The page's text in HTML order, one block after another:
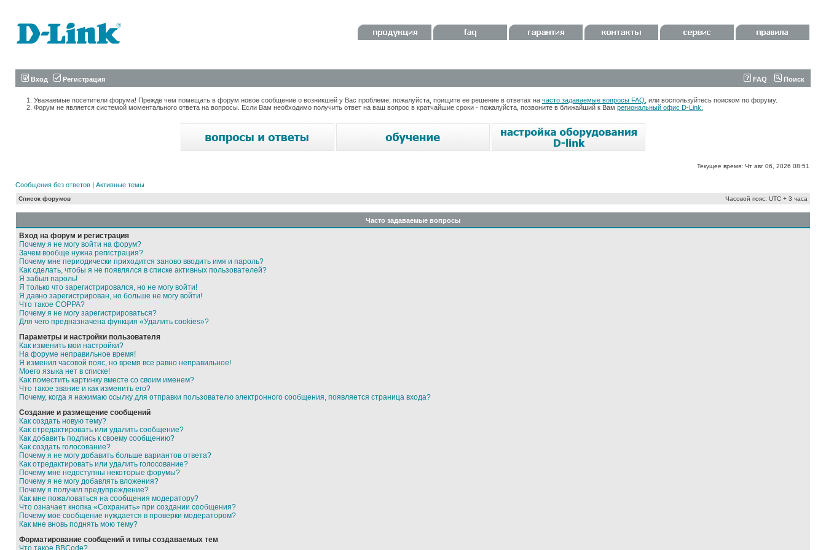
Вход Регистрация FAQ Поиск
Уважаемые посетители форума! Прежде чем помещать в форум новое сообщение о возникшей у Вас проблеме, пожалуйста, поищите ее решение в ответах на часто задаваемые вопросы FAQ , или воспользуйтесь поиском по форуму.
Форум не является системой моментального ответа на вопросы. Если Вам необходимо получить ответ на ваш вопрос в кратчайшие сроки - пожалуйста, позвоните в ближайший к Вам региональный офис D-Link.
Текущее время: Чт авг 06, 2026 08:51
Сообщения без ответов | Активные темы
Список форумов Часовой пояс: UTC + 3 часа
Часто задаваемые вопросы
Вход на форум и регистрация
Почему я не могу войти на форум?
Зачем вообще нужна регистрация?
Почему мне периодически приходится заново вводить имя и пароль?
Как сделать, чтобы я не появлялся в списке активных пользователей?
Я забыл пароль!
Я только что зарегистрировался, но не могу войти!
Я давно зарегистрирован, но больше не могу войти!
Что такое COPPA?
Почему я не могу зарегистрироваться?
Для чего предназначена функция «Удалить cookies»?
Параметры и настройки пользователя
Как изменить мои настройки?
На форуме неправильное время!
Я изменил часовой пояс, но время все равно неправильное!
Моего языка нет в списке!
Как поместить картинку вместе со своим именем?
Что такое звание и как изменить его?
Почему, когда я нажимаю ссылку для отправки пользователю электронного сообщения, появляется страница входа?
Создание и размещение сообщений
Как создать новую тему?
Как отредактировать или удалить сообщение?
Как добавить подпись к своему сообщению?
Как создать голосование?
Почему я не могу добавить больше вариантов ответа?
Как отредактировать или удалить голосование?
Почему мне недоступны некоторые форумы?
Почему я не могу добавлять вложения?
Почему я получил предупреждение?
Как мне пожаловаться на сообщения модератору?
Что означает кнопка «Сохранить» при создании сообщения?
Почему мое сообщение нуждается в проверки модератором?
Как мне вновь поднять мою тему?
Форматирование сообщений и типы создаваемых тем
Что такое BBCode?